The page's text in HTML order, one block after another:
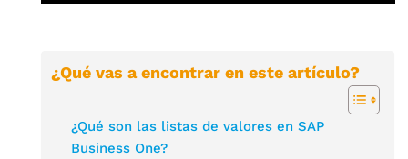
¿Qué vas a encontrar en este artículo?
¿Qué son las listas de valores en SAP
Business One?